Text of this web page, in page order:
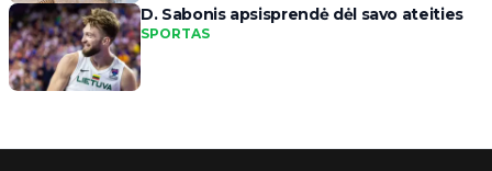
D. Sabonis apsisprendė dėl savo ateities
SPORTAS